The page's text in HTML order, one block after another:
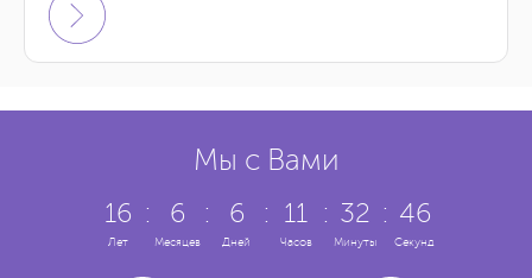
Мы с Вами
16
Лет
: 6
Месяцев
: 6
Дней
: 11
Часов
: 32
Минуты
: 47
Секунд